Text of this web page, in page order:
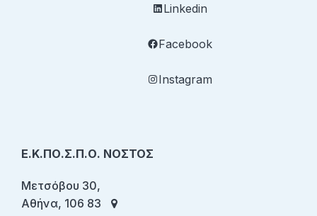
Linkedin
Facebook
Instagram
Ε.Κ.ΠΟ.Σ.Π.Ο. ΝΟΣΤΟΣ
Μετσόβου 30,
Αθήνα, 106 83